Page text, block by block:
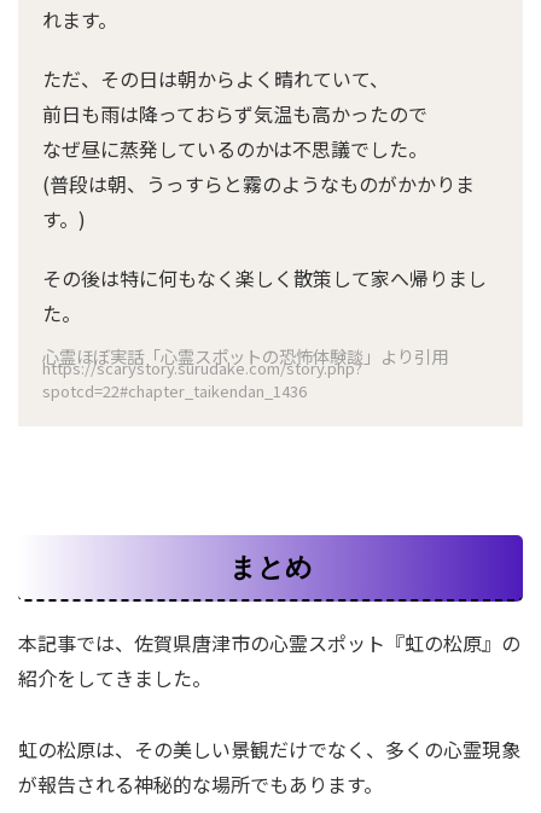
れます。
ただ、その日は朝からよく晴れていて、
前日も雨は降っておらず気温も高かったので
なぜ昼に蒸発しているのかは不思議でした。
(普段は朝、うっすらと霧のようなものがかかりま
す。)
その後は特に何もなく楽しく散策して家へ帰りまし
た。
心霊ほぼ実話「心霊スポットの恐怖体験談」より引用
https://scarystory.surudake.com/story.php?
spotcd=22#chapter_taikendan_1436
まとめ
本記事では、佐賀県唐津市の心霊スポット『虹の松原』の
紹介をしてきました。
虹の松原は、その美しい景観だけでなく、多くの心霊現象
が報告される神秘的な場所でもあります。